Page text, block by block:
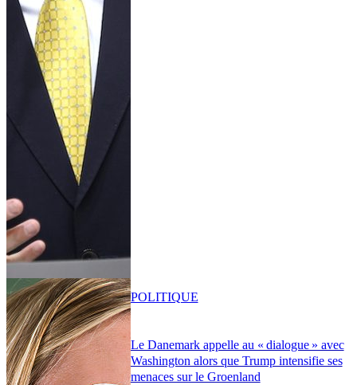
Le Danemark appelle au « dialogue » avec
Washington alors que Trump intensifie ses
menaces sur le Groenland
POLITIQUE